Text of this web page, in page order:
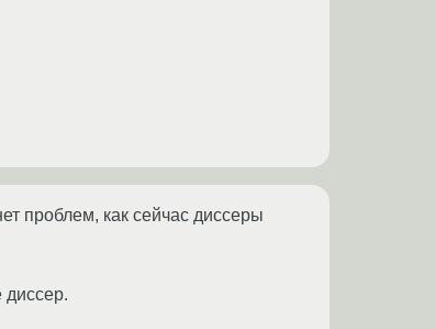
проблем, как сейчас диссеры
диссер.